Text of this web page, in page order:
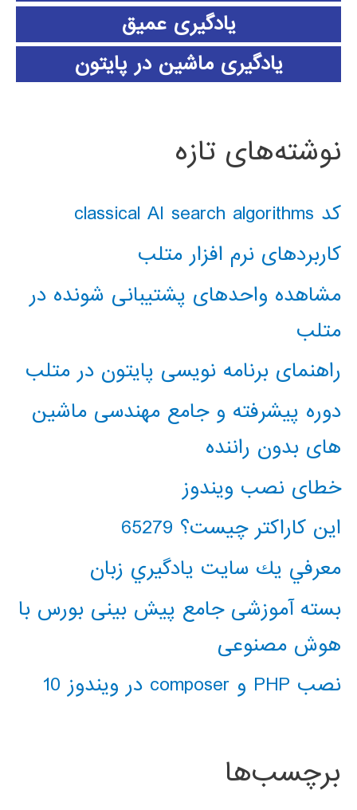
یادگیری عمیق
یادگیری ماشین در پایتون
نوشته‌های تازه
کد classical AI search algorithms
کاربردهای نرم افزار متلب
مشاهده واحدهای پشتیبانی شونده در
متلب
راهنمای برنامه نویسی پایتون در متلب
دوره پیشرفته و جامع مهندسی ماشین
های بدون راننده
خطای نصب ویندوز
این کاراکتر چیست؟ 65279
معرفي يك سايت يادگيري زبان
بسته آموزشی جامع پیش بینی بورس با
هوش مصنوعی
نصب PHP و composer در ویندوز 10
برچسب‌ها